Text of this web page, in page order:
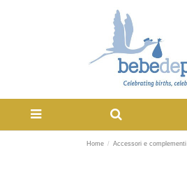
Home Accessori e complementi